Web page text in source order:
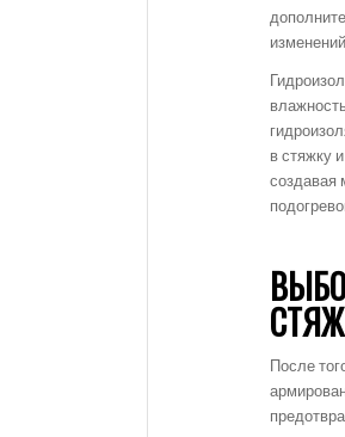
в стяжку
создавая
После